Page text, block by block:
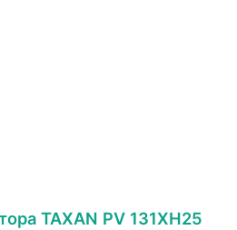
TAXAN PV 131XH25